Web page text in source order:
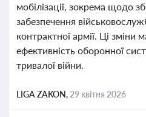
мобілізації, зокрема щодо
забезпечення
контрактної армії. Ці зміни
ефективність оборонної
тривалої війни.
LIGA ZAKON, 29 квітня 2026